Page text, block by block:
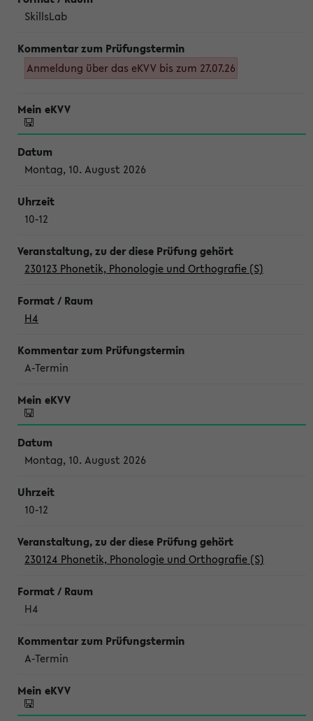
SkillsLab
Anmeldung über das eKVV bis zum 27.07.26
Montag, 10. August 2026
10-12
230123 Phonetik, Phonologie und Orthografie (S)
H4
A-Termin
Montag, 10. August 2026
10-12
230124 Phonetik, Phonologie und Orthografie (S)
H4
A-Termin